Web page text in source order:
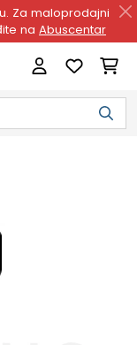
Za maloprodajni
na Abuscentar